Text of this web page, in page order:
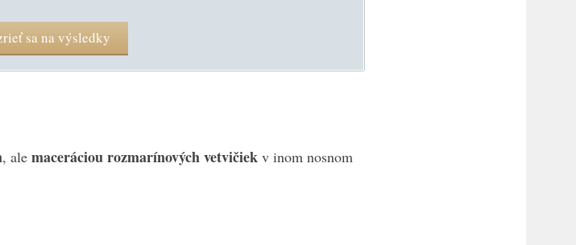
sa na výsledky
, ale maceráciou rozmarínových vetvičiek v inom nosnom